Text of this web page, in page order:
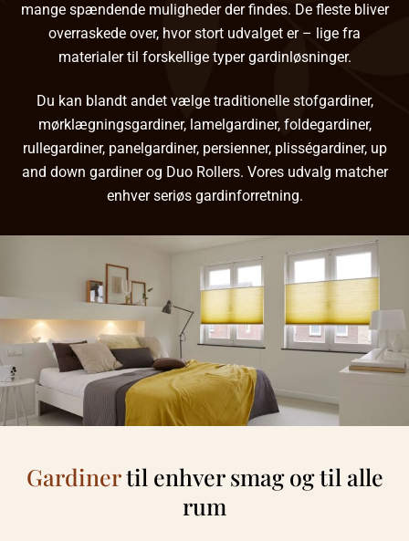
mange spændende muligheder der findes. De fleste bliver
overraskede over, hvor stort udvalget er – lige fra
materialer til forskellige typer gardinløsninger.
Du kan blandt andet vælge traditionelle stofgardiner,
mørklægningsgardiner, lamelgardiner, foldegardiner,
rullegardiner, panelgardiner, persienner, plisségardiner, up
and down gardiner og Duo Rollers. Vores udvalg matcher
enhver seriøs gardinforretning.
Gardinertil enhver smag og til alle
rum